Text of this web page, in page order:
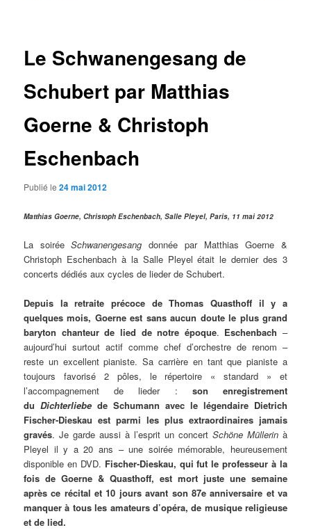
Le Schwanengesang de
Schubert par Matthias
Goerne & Christoph
Eschenbach
Publié le24 mai 2012
Matthias Goerne, Christoph Eschenbach, Salle Pleyel, Paris, 11 mai 2012
La soiréeSchwanengesang donnée par Matthias Goerne &
Christoph Eschenbach à la Salle Pleyel était le dernier des 3
concerts dédiés aux cycles de lieder de Schubert.
Depuis la retraite précoce de Thomas Quasthoff il y a
quelques mois, Goerne est sans aucun doute le plus grand
baryton chanteur de lied de notre époque. Eschenbach –
aujourd’hui surtout actif comme chef d’orchestre de renom –
reste un excellent pianiste. Sa carrière en tant que pianiste a
toujours favorisé 2 pôles, le répertoire « standard » et
l’accompagnement de lieder : son enregistrement
duDichterliebe de Schumann avec le légendaire Dietrich
Fischer-Dieskau est parmi les plus extraordinaires jamais
gravés. Je garde aussi à l’esprit un concert Schöne Müllerin à
Pleyel il y a 20 ans – une soirée mémorable, heureusement
disponible en DVD. Fischer-Dieskau, qui fut le professeur à la
fois de Goerne & Quasthoff, est mort juste une semaine
après ce récital et 10 jours avant son 87e anniversaire et va
manquer à tous les amateurs d’opéra, de musique religieuse
et de lied.